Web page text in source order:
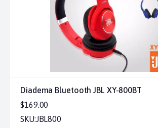
Diadema Bluetooth JBL XY-800BT
$169.00
SKU:JBL800